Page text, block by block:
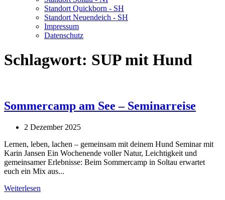
Standort Quickborn - SH
Standort Neuendeich - SH
Impressum
Datenschutz
Schlagwort: SUP mit Hund
Sommercamp am See – Seminarreise
2 Dezember 2025
Lernen, leben, lachen – gemeinsam mit deinem Hund Seminar mit
Karin Jansen Ein Wochenende voller Natur, Leichtigkeit und
gemeinsamer Erlebnisse: Beim Sommercamp in Soltau erwartet
euch ein Mix aus...
Weiterlesen